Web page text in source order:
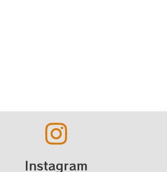
Instagram